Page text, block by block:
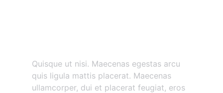
Quisque ut nisi. Maecenas egestas arcu
quis ligula mattis placerat. Maecenas
ullamcorper, dui et placerat feugiat, eros